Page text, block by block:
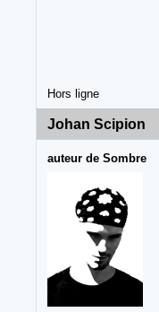
Hors ligne
Johan Scipion
auteur de Sombre